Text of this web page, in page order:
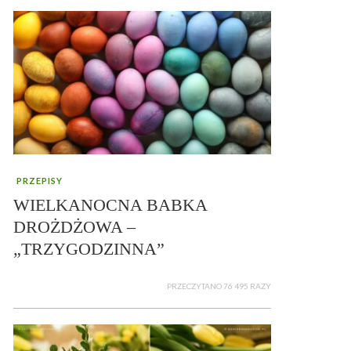
PRZEPISY
WIELKANOCNA BABKA
DROŻDŻOWA –
„TRZYGODZINNA”
PRZECZYTANO 76 495 RAZY